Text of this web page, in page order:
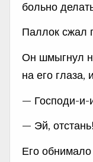
больно
Паллок сжал
Он шмыгнул
на его глаза,
— Господи-и-
— Эй, отстань!
Его